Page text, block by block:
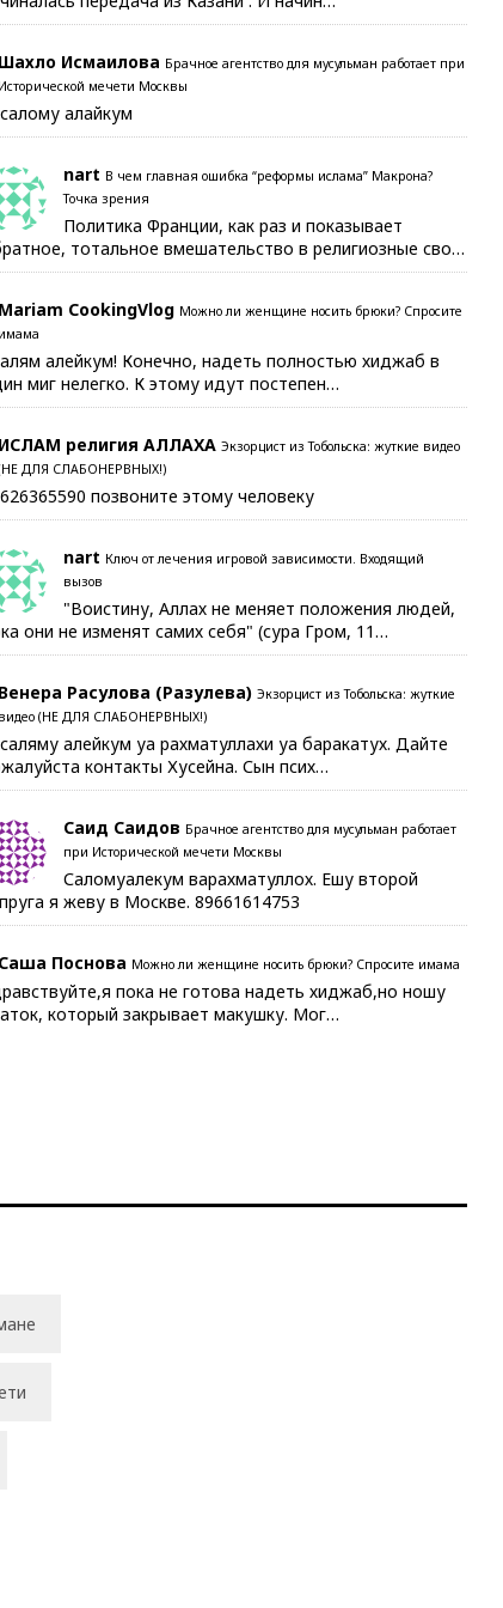
Шахло Исмаилова Брачное агентство для мусульман работает при
Исторической мечети Москвы
алайкум
nart В чем главная ошибка “реформы ислама” Макрона?
Точка зрения
Политика Франции, как раз и показывает
тотальное вмешательство в религиозные сво…
Mariam CookingVlog Можно ли женщине носить брюки? Спросите
имама
алейкум! Конечно, надеть полностью хиджаб в
миг нелегко. К этому идут постепен…
ИСЛАМ религия АЛЛАХА Экзорцист из Тобольска: жуткие видео
ДЛЯ СЛАБОНЕРВНЫХ!)
позвоните этому человеку
nart Ключ от лечения игровой зависимости. Входящий
вызов
"Воистину, Аллах не меняет положения людей,
они не изменят самих себя" (сура Гром, 11…
Венера Расулова (Разулева) Экзорцист из Тобольска: жуткие
видео (НЕ ДЛЯ СЛАБОНЕРВНЫХ!)
алейкум уа рахматуллахи уа баракатух. Дайте
контакты Хусейна. Сын псих…
Саид Саидов Брачное агентство для мусульман работает
при Исторической мечети Москвы
Саломуалекум варахматуллох. Ешу второй
я жеву в Москве. 89661614753
Саша Поснова Можно ли женщине носить брюки? Спросите имама
пока не готова надеть хиджаб,но ношу
который закрывает макушку. Мог…